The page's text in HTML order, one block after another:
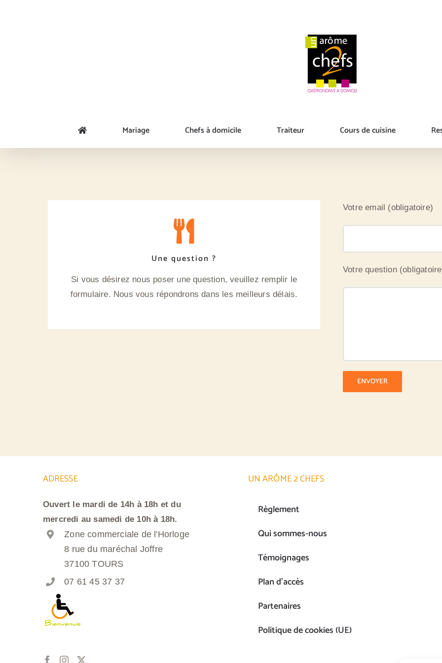
Mariage Chefs à domicile Traiteur Cours de cuisine
Une question ?
Si vous désirez nous poser une question, veuillez remplir le
formulaire. Nous vous répondrons dans les meilleurs délais.
Votre email (obligatoire)
Votre question
ADRESSE
Ouvert le mardi de 14h à 18h et du
mercredi au samedi de 10h à 18h.
Zone commerciale de l'Horloge
8 rue du maréchal Joffre
37100 TOURS
07 61 45 37 37
UN ARÔME 2 CHEFS
Règlement
Qui sommes-nous
Témoignages
Plan d’accès
Partenaires
Politique de cookies (UE)